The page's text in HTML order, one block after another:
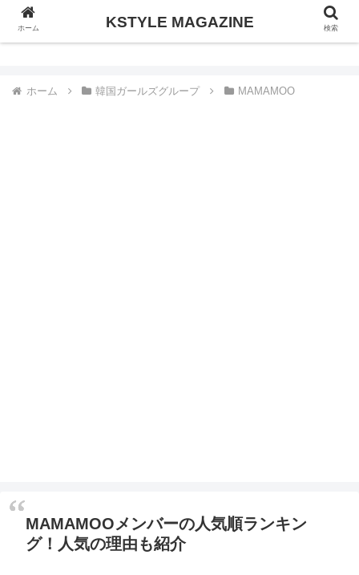
KSTYLE MAGAZINE
ホーム 韓国ガールズグループ MAMAMOO
MAMAMOOメンバーの人気順ランキン
グ！人気の理由も紹介
ホーム KSTYLE MAGAZINE 検索